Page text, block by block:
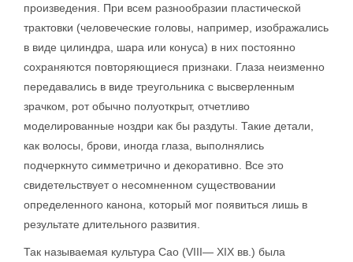
произведения. При всем разнообразии пластической
трактовки (человеческие головы, например, изображались
в виде цилиндра, шара или конуса) в них постоянно
сохраняются повторяющиеся признаки. Глаза неизменно
передавались в виде треугольника с высверленным
зрачком, рот обычно полуоткрыт, отчетливо
моделированные ноздри как бы раздуты. Такие детали,
как волосы, брови, иногда глаза, выполнялись
подчеркнуто симметрично и декоративно. Все это
свидетельствует о несомненном существовании
определенного канона, который мог появиться лишь в
результате длительного развития.
Так называемая культура Cao (VIII— XIX вв.) была